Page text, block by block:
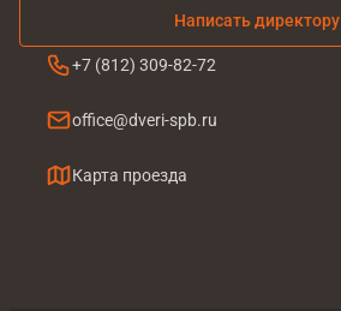
Написать директору
+7 (812) 309-82-72
office@dveri-spb.ru
Карта проезда